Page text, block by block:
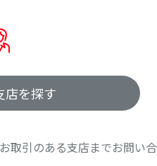
店を探す
取引のある支店までお問い